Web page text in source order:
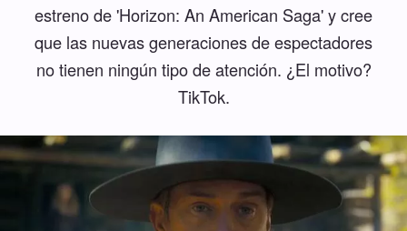
estreno de 'Horizon: An American Saga' y cree
que las nuevas generaciones de espectadores
no tienen ningún tipo de atención. ¿El motivo?
TikTok.